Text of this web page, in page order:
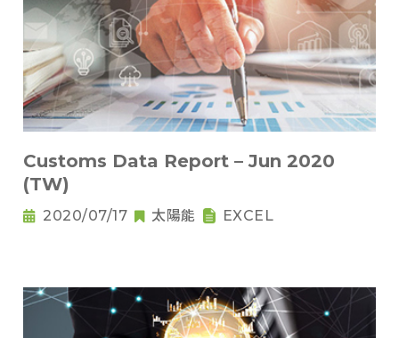
Customs Data Report – Jun 2020
(TW)
2020/07/17 太陽能 EXCEL